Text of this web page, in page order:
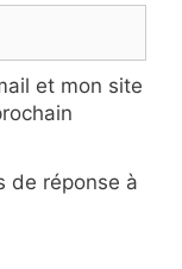
et mon site
de réponse à